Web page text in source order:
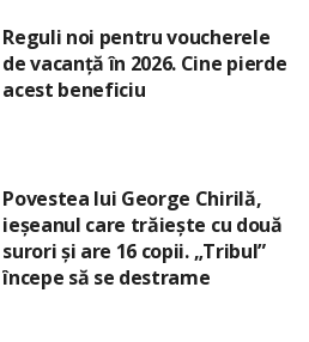
Reguli noi pentru voucherele
de vacanță în 2026. Cine pierde
acest beneficiu
Povestea lui George Chirilă,
ieșeanul care trăiește cu două
surori și are 16 copii. „Tribul”
începe să se destrame